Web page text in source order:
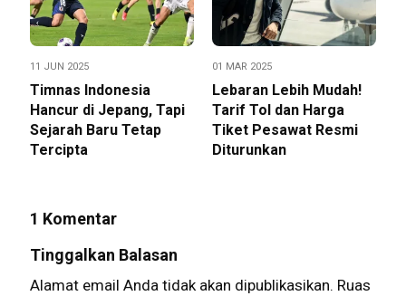
11 JUN 2025
Timnas Indonesia
Hancur di Jepang, Tapi
Sejarah Baru Tetap
Tercipta
01 MAR 2025
Lebaran Lebih Mudah!
Tarif Tol dan Harga
Tiket Pesawat Resmi
Diturunkan
1 Komentar
Tinggalkan Balasan
Alamat email Anda tidak akan dipublikasikan. Ruas